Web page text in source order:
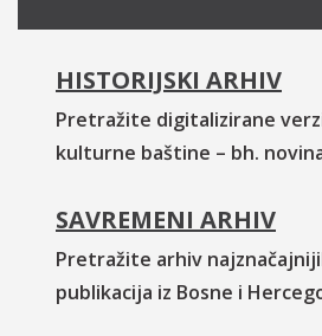
HISTORIJSKI ARHIV
Pretražite digitalizirane
kulturne baštine – bh.
SAVREMENI ARHIV
Pretražite arhiv
publikacija iz Bosne i